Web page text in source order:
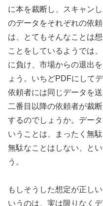
に本を裁断し、スキャン
のデータをそれぞれの依
は、とてもそんなことは
ことをしているようでは
に負け、市場からの退出
ょう。いちどPDFにして
依頼者には同じデータを
二番目以降の依頼者が裁
するのでしょうか。デー
いうことは、まったく無
無駄なことはしない、と
う。
もしそうした想定が正し
いうのは、実は限りなく